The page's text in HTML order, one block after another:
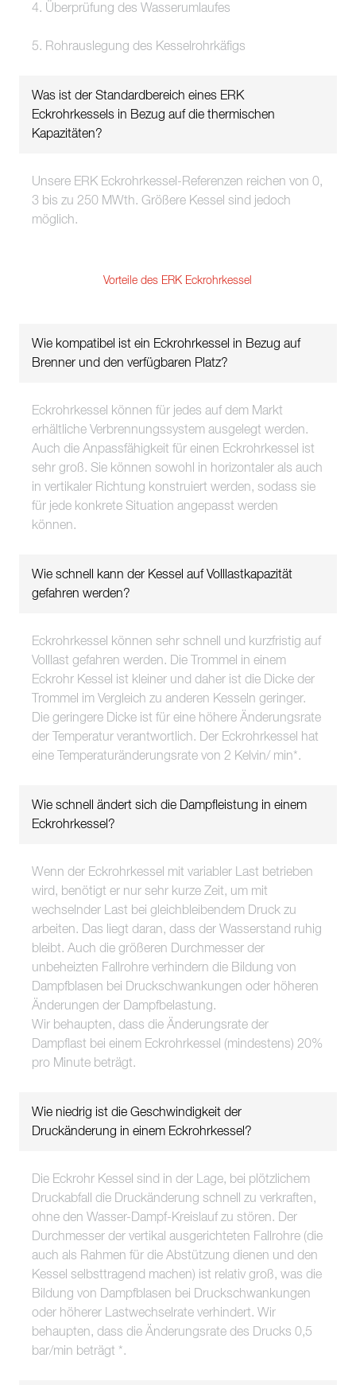
4. Überprüfung des Wasserumlaufes
5. Rohrauslegung des Kesselrohrkäfigs
Was ist der Standardbereich eines ERK
Eckrohrkessels in Bezug auf die thermischen
Kapazitäten?
Unsere ERK Eckrohrkessel-Referenzen reichen von 0,
3 bis zu 250 MWth. Größere Kessel sind jedoch
möglich.
Vorteile des ERK Eckrohrkessel
Wie kompatibel ist ein Eckrohrkessel in Bezug auf
Brenner und den verfügbaren Platz?
Eckrohrkessel können für jedes auf dem Markt
erhältliche Verbrennungssystem ausgelegt werden.
Auch die Anpassfähigkeit für einen Eckrohrkessel ist
sehr groß. Sie können sowohl in horizontaler als auch
in vertikaler Richtung konstruiert werden, sodass sie
für jede konkrete Situation angepasst werden
können.
Wie schnell kann der Kessel auf Volllastkapazität
gefahren werden?
Eckrohrkessel können sehr schnell und kurzfristig auf
Volllast gefahren werden. Die Trommel in einem
Eckrohr Kessel ist kleiner und daher ist die Dicke der
Trommel im Vergleich zu anderen Kesseln geringer.
Die geringere Dicke ist für eine höhere Änderungsrate
der Temperatur verantwortlich. Der Eckrohrkessel hat
eine Temperaturänderungsrate von 2 Kelvin/ min*.
Wie schnell ändert sich die Dampfleistung in einem
Eckrohrkessel?
Wenn der Eckrohrkessel mit variabler Last betrieben
wird, benötigt er nur sehr kurze Zeit, um mit
wechselnder Last bei gleichbleibendem Druck zu
arbeiten. Das liegt daran, dass der Wasserstand ruhig
bleibt. Auch die größeren Durchmesser der
unbeheizten Fallrohre verhindern die Bildung von
Dampfblasen bei Druckschwankungen oder höheren
Änderungen der Dampfbelastung.
Wir behaupten, dass die Änderungsrate der
Dampflast bei einem Eckrohrkessel (mindestens) 20%
pro Minute beträgt.
Wie niedrig ist die Geschwindigkeit der
Druckänderung in einem Eckrohrkessel?
Die Eckrohr Kessel sind in der Lage, bei plötzlichem
Druckabfall die Druckänderung schnell zu verkraften,
ohne den Wasser-Dampf-Kreislauf zu stören. Der
Durchmesser der vertikal ausgerichteten Fallrohre (die
auch als Rahmen für die Abstützung dienen und den
Kessel selbsttragend machen) ist relativ groß, was die
Bildung von Dampfblasen bei Druckschwankungen
oder höherer Lastwechselrate verhindert. Wir
behaupten, dass die Änderungsrate des Drucks 0,5
bar/min beträgt *.